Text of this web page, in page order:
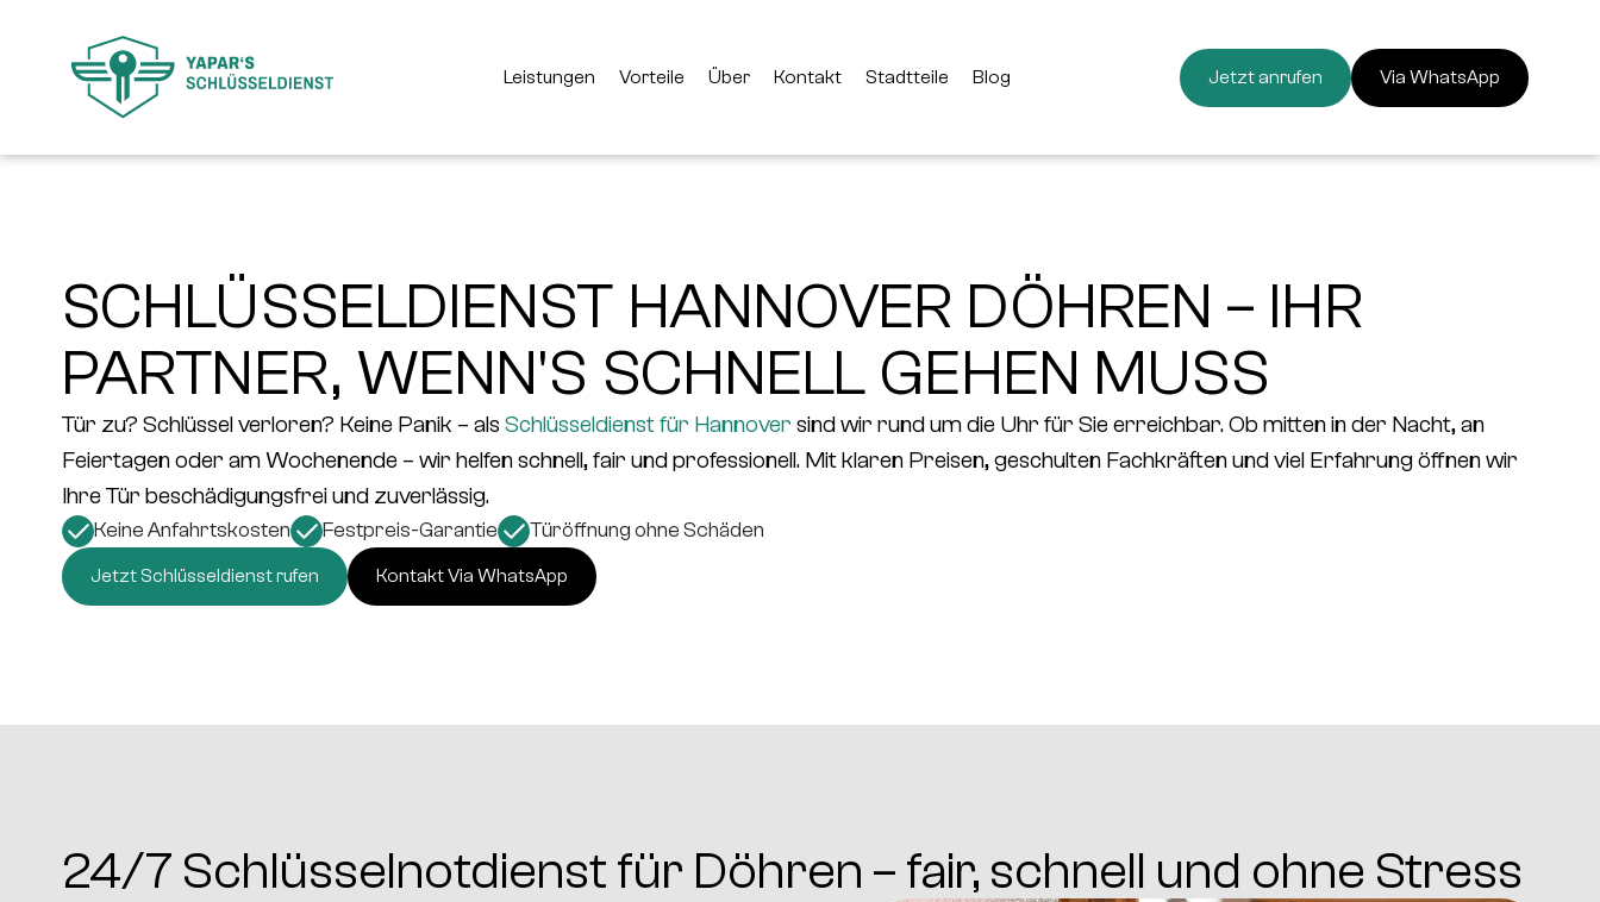
Leistungen Vorteile Über Kontakt Stadtteile Blog Jetzt anrufen Via WhatsApp
SCHLÜSSELDIENST HANNOVER DÖHREN – IHR
PARTNER, WENN'S SCHNELL GEHEN MUSS
Tür zu? Schlüssel verloren? Keine Panik – als Schlüsseldienst für Hannover sind wir rund um die Uhr für Sie erreichbar. Ob mitten in der Nacht, an
Feiertagen oder am Wochenende – wir helfen schnell, fair und professionell. Mit klaren Preisen, geschulten Fachkräften und viel Erfahrung öffnen wir
Ihre Tür beschädigungsfrei und zuverlässig.
Keine Anfahrtskosten Festpreis-Garantie Türöffnung ohne Schäden
Jetzt Schlüsseldienst rufen Kontakt Via WhatsApp
24/7 Schlüsselnotdienst für Döhren – fair, schnell und ohne Stress